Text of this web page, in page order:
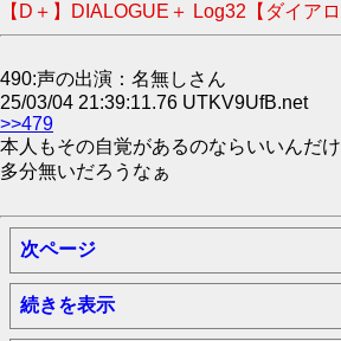
【D＋】DIALOGUE＋ Log32【ダイア
490:声の出演：名無しさん
25/03/04 21:39:11.76 UTKV9UfB.net
>>479
本人もその自覚があるのならいいんだ
多分無いだろうなぁ
次ページ
続きを表示